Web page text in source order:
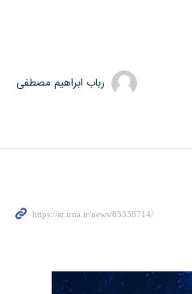
رباب ابراهیم مصطفی